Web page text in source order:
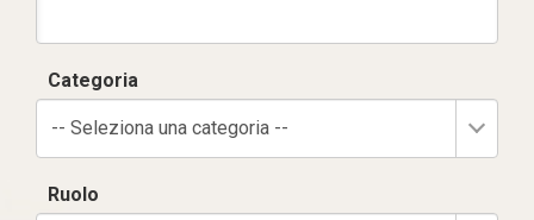
Categoria
-- Seleziona una categoria --
Ruolo